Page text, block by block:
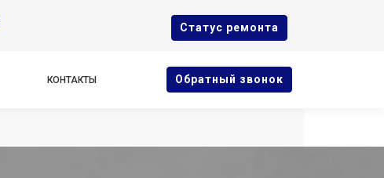
Cтатус ремонта
КОНТАКТЫ Oбратный звонок